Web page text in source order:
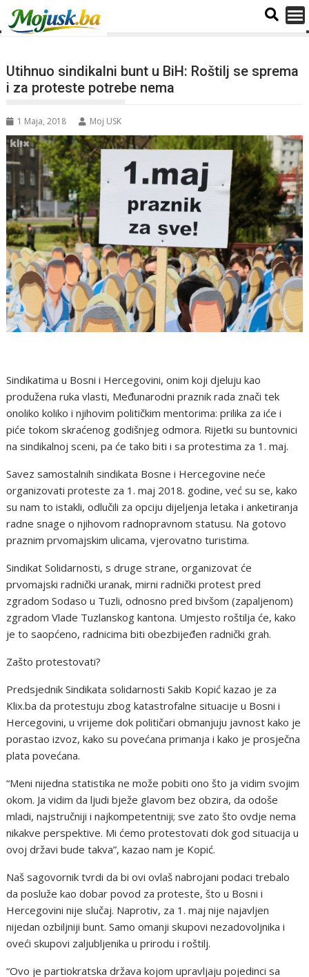
Utihnuo sindikalni bunt u BiH: Roštilj se sprema
i za proteste potrebe nema
1 Maja, 2018 Moj USK
Sindikatima u Bosni i Hercegovini, onim koji djeluju kao
produžena ruka vlasti, Međunarodni praznik rada znači tek
onoliko koliko i njihovim političkim mentorima: prilika za iće i
piće tokom skraćenog godišnjeg odmora. Rijetki su buntovnici
na sindikalnoj sceni, pa će tako biti i sa protestima za 1. maj.
Savez samostalnih sindikata Bosne i Hercegovine neće
organizovati proteste za 1. maj 2018. godine, već su se, kako
su nam to istakli, odlučili za opciju dijeljenja letaka i anketiranja
radne snage o njihovom radnopravnom statusu. Na gotovo
praznim prvomajskim ulicama, vjerovatno turistima.
Sindikat Solidarnosti, s druge strane, organizovat će
prvomajski radnički uranak, mirni radnički protest pred
zgradom Sodaso u Tuzli, odnosno pred bivšom (zapaljenom)
zgradom Vlade Tuzlanskog kantona. Umjesto roštilja će, kako
je to saopćeno, radnicima biti obezbijeđen radnički grah.
Zašto protestovati?
Predsjednik Sindikata solidarnosti Sakib Kopić kazao je za
Klix.ba da protestuju zbog katastrofalne situacije u Bosni i
Hercegovini, u vrijeme dok političari obmanjuju javnost kako je
porastao izvoz, kako su povećana primanja i kako je prosječna
plata povećana.
“Meni nijedna statistika ne može pobiti ono što ja vidim svojim
okom. Ja vidim da ljudi bježe glavom bez obzira, da odoše
mladi, najstručniji i najkompetentniji; sve zato što ovdje nema
nikakve perspektive. Mi ćemo protestovati dok god situacija u
ovoj državi bude takva”, kazao nam je Kopić.
Naš sagovornik tvrdi da bi ovi ovlaš nabrojani podaci trebalo
da posluže kao dobar povod za proteste, što u Bosni i
Hercegovini nije slučaj. Naprotiv, za 1. maj nije najavljen
nijedan ozbiljniji bunt. Samo omanji skupovi nezadovoljnika i
oveći skupovi zaljubljenika u prirodu i roštilj.
“Ovo je partiokratska država kojom upravljaju pojedinci sa